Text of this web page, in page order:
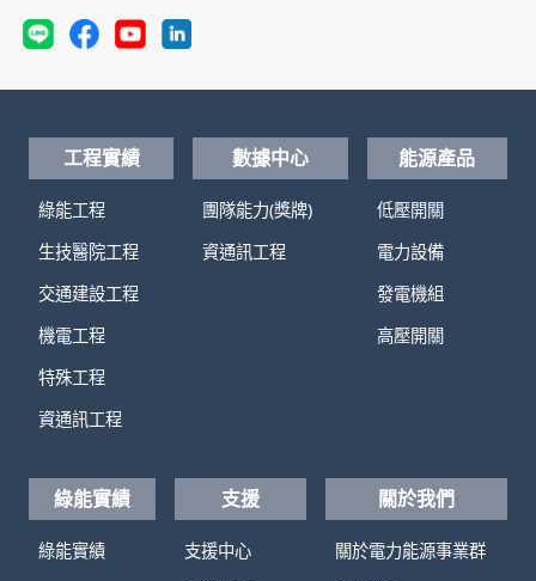
工程實績
綠能工程
生技醫院工程
交通建設工程
機電工程
特殊工程
資通訊工程
數據中心
團隊能力(獎牌)
資通訊工程
能源產品
低壓開關
電力設備
發電機組
高壓開關
綠能實績
綠能實績
支援
支援中心
關於我們
關於電力能源事業群